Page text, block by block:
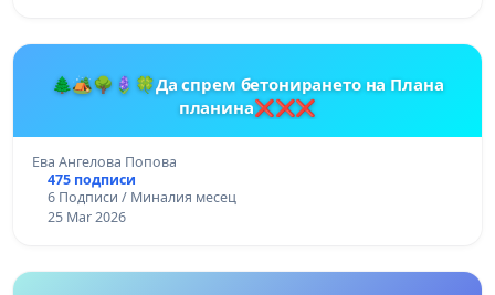
🌲🏕️🌳🪻🍀Да спрем бетонирането на Плана
планина❌❌❌
Ева Ангелова Попова
475 подписи
6 Подписи / Миналия месец
25 Mar 2026